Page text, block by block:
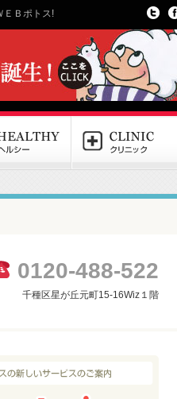
ＥＢポトス!
0120-488-522
千種区星が丘元町15-16Wiz１階